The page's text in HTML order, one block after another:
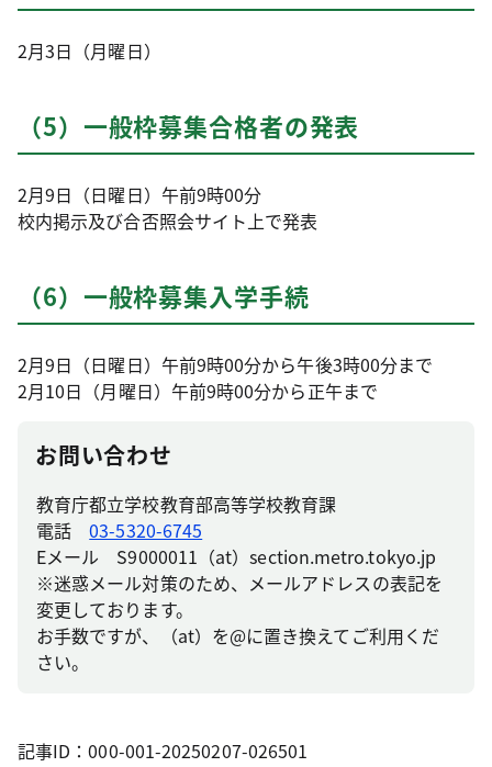
2月3日（月曜日）
（5）一般枠募集合格者の発表
2月9日（日曜日）午前9時00分
校内掲示及び合否照会サイト上で発表
（6）一般枠募集入学手続
2月9日（日曜日）午前9時00分から午後3時00分まで
2月10日（月曜日）午前9時00分から正午まで
お問い合わせ
教育庁都立学校教育部高等学校教育課
電話03-5320-6745
Eメール S9000011（at）section.metro.tokyo.jp
※迷惑メール対策のため、メールアドレスの表記を
変更しております。
お手数ですが、（at）を@に置き換えてご利用くだ
さい。
記事ID：000-001-20250207-026501